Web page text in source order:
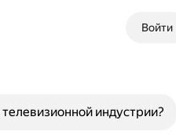
Войти
индустрии?